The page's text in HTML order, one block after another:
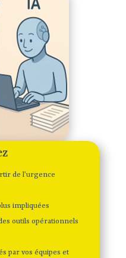
de l’urgence
impliquées
outils opérationnels
par vos équipes et